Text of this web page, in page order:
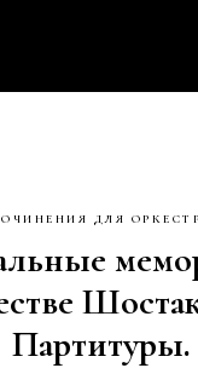
ДЛЯ
Партитуры.